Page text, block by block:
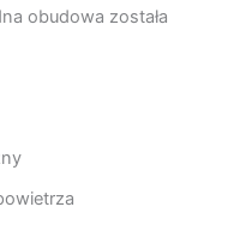
obudowa została